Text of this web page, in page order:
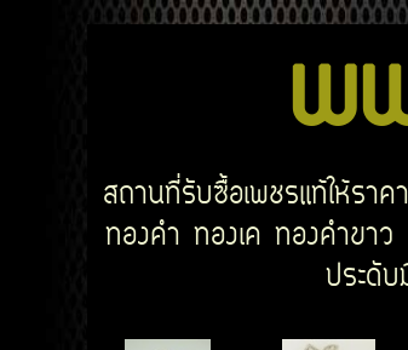
สถานที่รับซื้อเพชรแท้ให้รา
ทองคำ ทองเค ทองคำขา
ประดั